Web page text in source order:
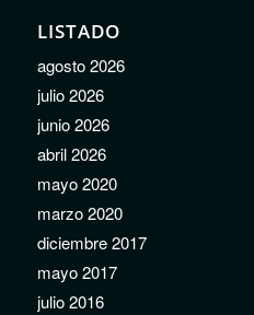
LISTADO
agosto 2026
julio 2026
junio 2026
abril 2026
mayo 2020
marzo 2020
diciembre 2017
mayo 2017
julio 2016